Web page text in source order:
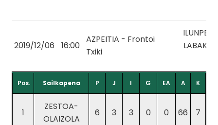
2019/12/06 16:00
AZPEITIA - Frontoi
Txiki
ILUNPE-
LABAKA
Pos. Sailkapena P J I G EA A K
1
ZESTOA-
OLAIZOLA
6 3 3 0 0 66 7